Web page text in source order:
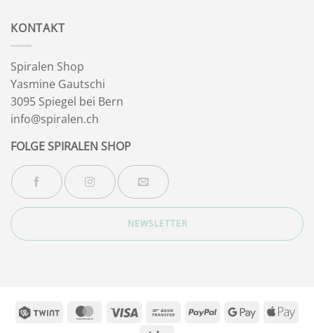
KONTAKT
Spiralen Shop
Yasmine Gautschi
3095 Spiegel bei Bern
info@spiralen.ch
FOLGE SPIRALEN SHOP
NEWSLETTER
Twint MasterCard
Visa
Bank
PayPal
Google